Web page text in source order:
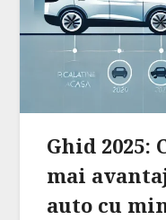
Ghid 2025:
mai
auto cu